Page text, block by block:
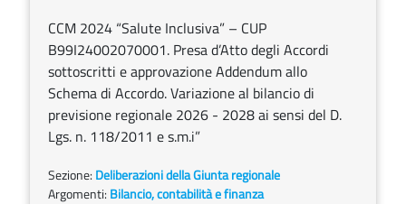
CCM 2024 “Salute Inclusiva” – CUP
B99I24002070001. Presa d’Atto degli Accordi
sottoscritti e approvazione Addendum allo
Schema di Accordo. Variazione al bilancio di
previsione regionale 2026 - 2028 ai sensi del D.
Lgs. n. 118/2011 e s.m.i”
Sezione: Deliberazioni della Giunta regionale
Argomenti: Bilancio, contabilità e finanza